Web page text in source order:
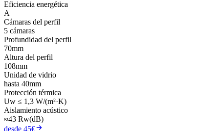
Eficiencia energética
A
Cámaras del perfil
5 cámaras
Profundidad del perfil
70mm
Altura del perfil
108mm
Unidad de vidrio
hasta 40mm
Protección térmica
Uw ≤ 1,3 W/(m²·K)
Aislamiento acústico
≈43 Rw(dB)
desde 45€